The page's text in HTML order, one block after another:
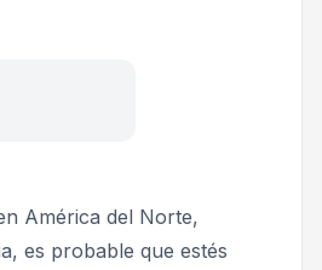
América del Norte,
es probable que estés